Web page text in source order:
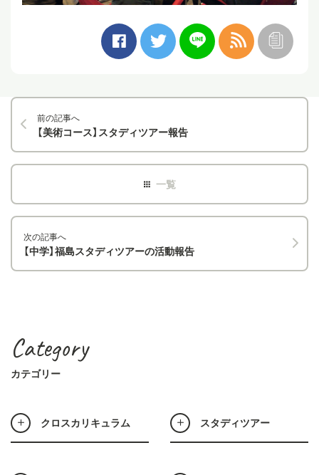
前の記事へ
【美術コース】スタディツアー報告
次の記事へ
【中学】福島スタディツアーの活動報告
Category
カテゴリー
クロスカリキュラム スタディツアー